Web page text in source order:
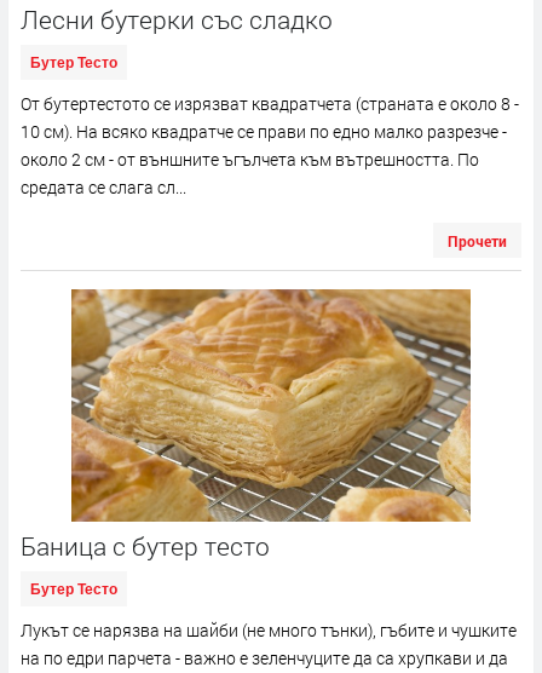
Лесни бутерки със сладко
Бутер Тесто
От бутертестото се изрязват квадратчета (страната е около 8 -
10 см). На всяко квадратче се прави по едно малко разрезче -
около 2 см - от външните ъгълчета към вътрешността. По
средата се слага сл...
Прочети
Баница с бутер тесто
Бутер Тесто
Лукът се нарязва на шайби (не много тънки), гъбите и чушките
на по едри парчета - важно е зеленчуците да са хрупкави и да